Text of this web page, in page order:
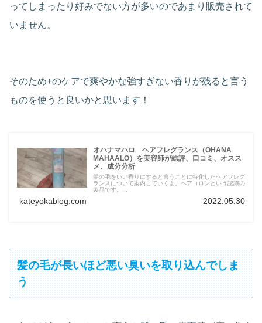
ってしまったり好みでない方が多いのであまり販売されて
いません。
そのため+のケアで爽やかな強すぎない香りが残ると言う
ものを使うと良いかと思います！
オハナマハロ ヘアフレグランス（OHANA
MAHAALO）を美容師が総評、口コミ、オスス
メ、成分分析
髪の毛をいい香りにすると言うことに特化したヘアフレグ
ランスについて案内していくよ。ヘアコロンという認識の
製品です。...
kateyokablog.com 2022.05.30
髪の毛が長いほど悪い臭いを取り込んでしま
う